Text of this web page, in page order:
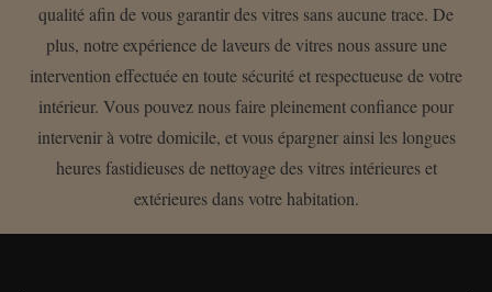
qualité afin de vous garantir des vitres sans aucune trace. De
plus, notre expérience de laveurs de vitres nous assure une
intervention effectuée en toute sécurité et respectueuse de votre
intérieur. Vous pouvez nous faire pleinement confiance pour
intervenir à votre domicile, et vous épargner ainsi les longues
heures fastidieuses de nettoyage des vitres intérieures et
extérieures dans votre habitation.